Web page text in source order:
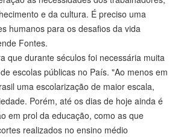
e da cultura. É preciso uma
humanos para os desafios da vida
Fontes.
que durante séculos foi necessária muita
escolas públicas no País. "Ao menos em
uma escolarização de maior escala,
Porém, até os dias de hoje ainda é
em prol da educação, como as que
realizados no ensino médio